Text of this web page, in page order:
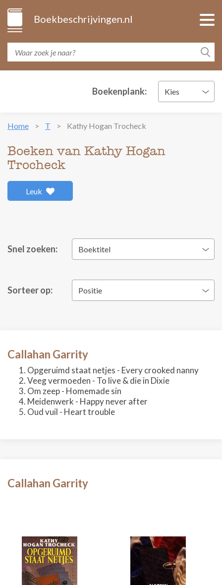
Boekbeschrijvingen.nl
Boekenplank: Kies
Home T Kathy Hogan Trocheck
Boeken van Kathy Hogan
Trocheck
Leuk
Snel zoeken: Boektitel
Sorteer op: Positie
Callahan Garrity
Opgeruimd staat netjes - Every crooked nanny
Veeg vermoeden - To live & die in Dixie
Om zeep - Homemade sin
Meidenwerk - Happy never after
Oud vuil - Heart trouble
Callahan Garrity